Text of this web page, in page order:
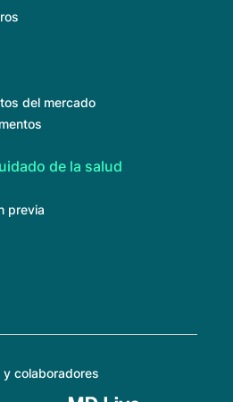
del mercado
de la salud
previa
y colaboradores